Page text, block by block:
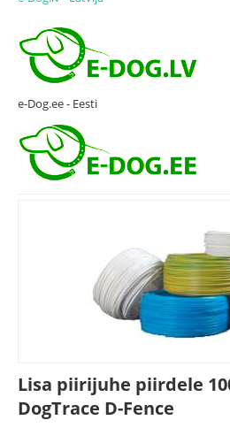
e-Dog.ee - Eesti
Lisa piirijuhe piirdele
DogTrace D-Fence